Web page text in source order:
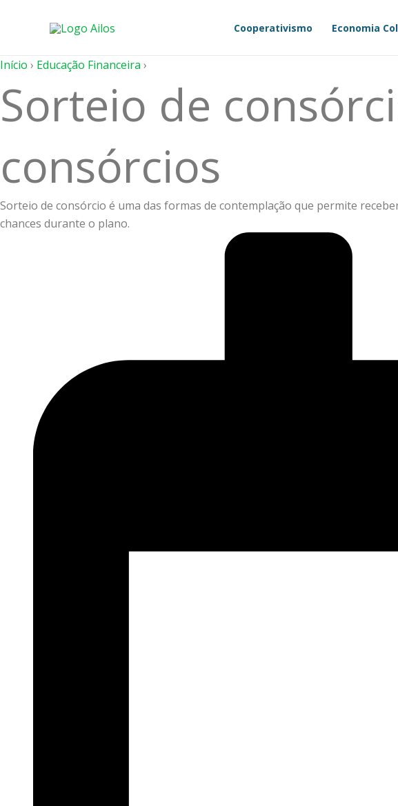
conteúdo
Cooperativismo Economia
Início › Educação Financeira ›
Sorteio de
consórcios
Sorteio de consórcio é uma das formas de contemplação que permite
chances durante o plano.